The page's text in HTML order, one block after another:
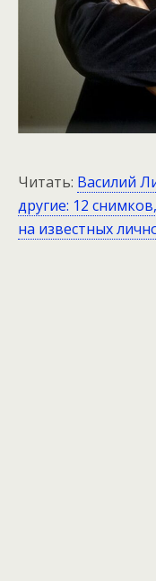
Читать: Василий
другие: 12
на известных